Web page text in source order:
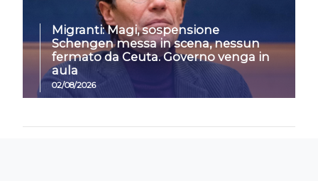
Migranti: Magi, sospensione
Schengen messa in scena, nessun
fermato da Ceuta. Governo venga in
aula
02/08/2026